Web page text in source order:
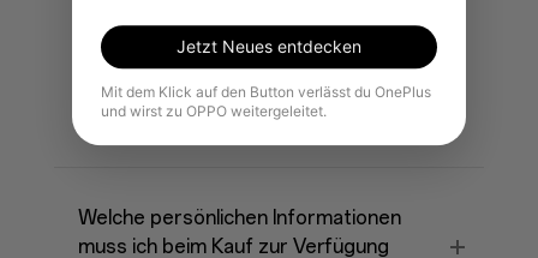
Weitere Fragen, die
dich beschäftigen
könnten:
Welche persönlichen Informationen
muss ich beim Kauf zur Verfügung
Jetzt Neues entdecken
Mit dem Klick auf den Button verlässt du OnePlus
und wirst zu OPPO weitergeleitet.